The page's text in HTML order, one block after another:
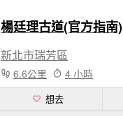
楊廷理古道(官方指南)
新北市瑞芳區
6.6公里 4 小時
想去